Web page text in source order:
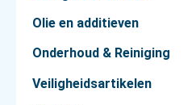
Olie en additieven
Onderhoud & Reiniging
Veiligheidsartikelen